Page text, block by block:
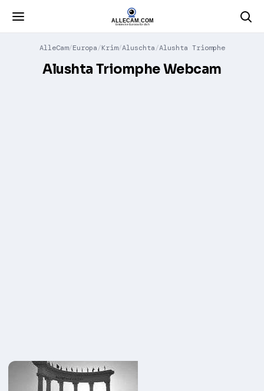
AlleCam Europa Krim Aluschta Alushta Triomphe
Alushta Triomphe Webcam